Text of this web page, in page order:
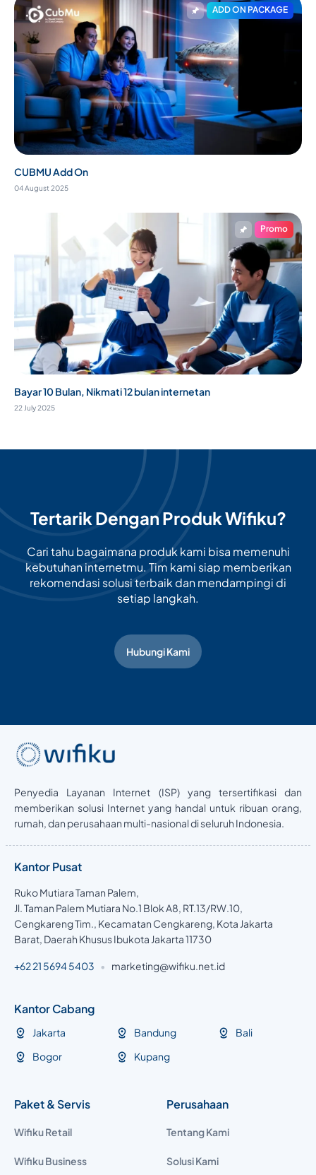
ADD ON PACKAGE
CUBMU Add On
04 August 2025
Promo
Bayar 10 Bulan, Nikmati 12 bulan internetan
22 July 2025
Tertarik Dengan Produk Wifiku?
Cari tahu bagaimana produk kami bisa memenuhi
kebutuhan internetmu. Tim kami siap memberikan
rekomendasi solusi terbaik dan mendampingi di
setiap langkah.
Hubungi Kami
Penyedia Layanan Internet (ISP) yang tersertifikasi dan
memberikan solusi Internet yang handal untuk ribuan orang,
rumah, dan perusahaan multi-nasional di seluruh Indonesia.
Kantor Pusat
Ruko Mutiara Taman Palem,
Jl. Taman Palem Mutiara No.1 Blok A8, RT.13/RW.10,
Cengkareng Tim., Kecamatan Cengkareng, Kota Jakarta
Barat, Daerah Khusus Ibukota Jakarta 11730
+62 21 5694 5403 • marketing@wifiku.net.id
Kantor Cabang
Jakarta
Bogor
Bandung
Kupang
Bali
Paket & Servis
Wifiku Retail
Wifiku Business
Perusahaan
Tentang Kami
Solusi Kami